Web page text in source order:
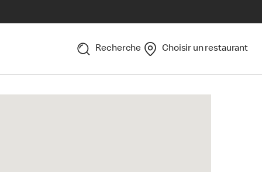
Recherche Choisir un restaurant